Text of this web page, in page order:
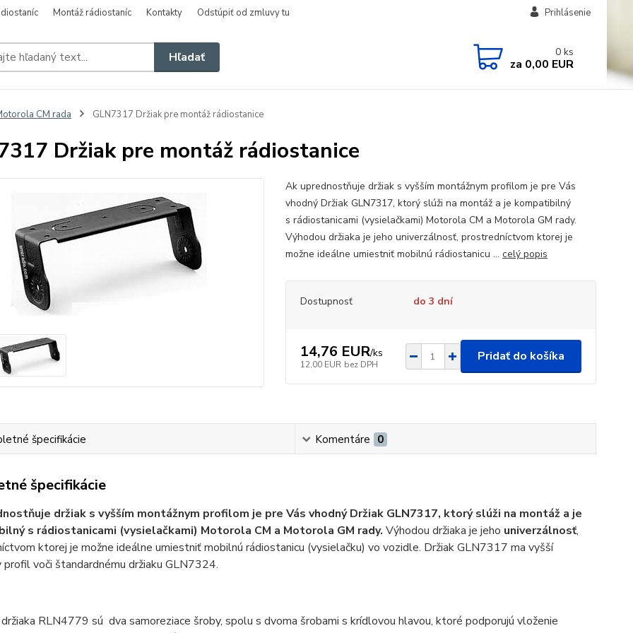
Montáž rádiostaníc Kontakty Odstúpiť od zmluvy tu Prihlásenie
Hľadať 0 ks
za 0,00 EUR
CM rada GLN7317 Držiak pre montáž rádiostanice
Držiak pre montáž rádiostanice
Ak uprednostňuje držiak s vyšším montážnym profilom je pre Vás
vhodný Držiak GLN7317, ktorý slúži na montáž a je kompatibilný
s rádiostanicami (vysielačkami) Motorola CM a Motorola GM rady.
Výhodou držiaka je jeho univerzálnosť, prostredníctvom ktorej je
možne ideálne umiestniť mobilnú rádiostanicu ... celý popis
Dostupnosť do 3 dní
14,76 EUR/ks
12,00 EUR bez DPH
Pridať do košíka
špecifikácie Komentáre 0
špecifikácie
držiak s vyšším montážnym profilom je pre Vás vhodný Držiak GLN7317, ktorý slúži na montáž a je
s rádiostanicami (vysielačkami) Motorola CM a Motorola GM rady. Výhodou držiaka je jeho univerzálnosť,
ktorej je možne ideálne umiestniť mobilnú rádiostanicu (vysielačku) vo vozidle. Držiak GLN7317 ma vyšší
profil voči štandardnému držiaku GLN7324.
RLN4779 sú dva samoreziace šroby, spolu s dvoma šrobami s krídlovou hlavou, ktoré podporujú vloženie